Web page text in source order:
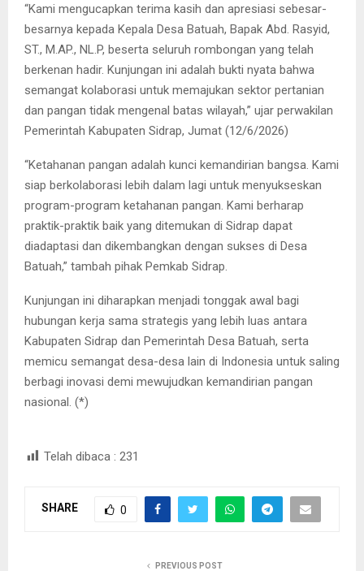
“Kami mengucapkan terima kasih dan apresiasi sebesar-
besarnya kepada Kepala Desa Batuah, Bapak Abd. Rasyid,
ST., M.AP., NL.P, beserta seluruh rombongan yang telah
berkenan hadir. Kunjungan ini adalah bukti nyata bahwa
semangat kolaborasi untuk memajukan sektor pertanian
dan pangan tidak mengenal batas wilayah,” ujar perwakilan
Pemerintah Kabupaten Sidrap, Jumat (12/6/2026)
“Ketahanan pangan adalah kunci kemandirian bangsa. Kami
siap berkolaborasi lebih dalam lagi untuk menyukseskan
program-program ketahanan pangan. Kami berharap
praktik-praktik baik yang ditemukan di Sidrap dapat
diadaptasi dan dikembangkan dengan sukses di Desa
Batuah,” tambah pihak Pemkab Sidrap.
Kunjungan ini diharapkan menjadi tonggak awal bagi
hubungan kerja sama strategis yang lebih luas antara
Kabupaten Sidrap dan Pemerintah Desa Batuah, serta
memicu semangat desa-desa lain di Indonesia untuk saling
berbagi inovasi demi mewujudkan kemandirian pangan
nasional. (*)
Telah dibaca : 231
SHARE 0
PREVIOUS POST